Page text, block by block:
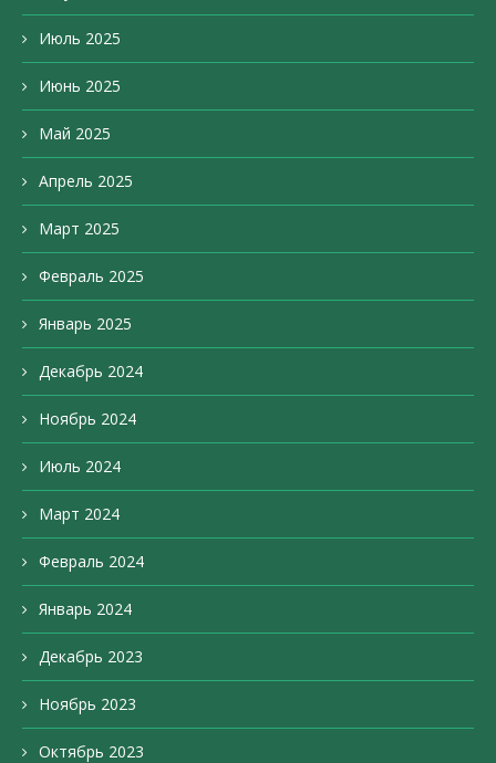
Июль 2025
Июнь 2025
Май 2025
Апрель 2025
Март 2025
Февраль 2025
Январь 2025
Декабрь 2024
Ноябрь 2024
Июль 2024
Март 2024
Февраль 2024
Январь 2024
Декабрь 2023
Ноябрь 2023
Октябрь 2023